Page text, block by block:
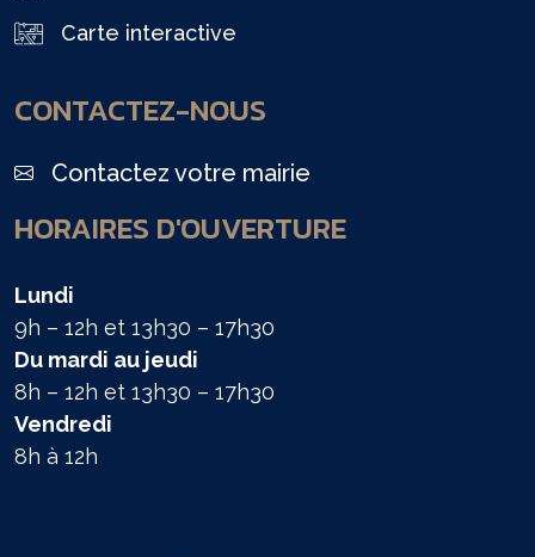
Carte interactive
CONTACTEZ-NOUS
Contactez votre mairie
HORAIRES D'OUVERTURE
Lundi
9h – 12h et 13h30 – 17h30
Du mardi au jeudi
8h – 12h et 13h30 – 17h30
Vendredi
8h à 12h